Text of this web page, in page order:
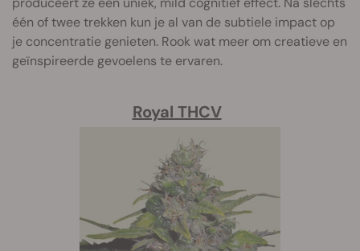
één of twee trekken kun je al van de subtiele impact op
je concentratie genieten. Rook wat meer om creatieve en
geïnspireerde gevoelens te ervaren.
Royal THCV